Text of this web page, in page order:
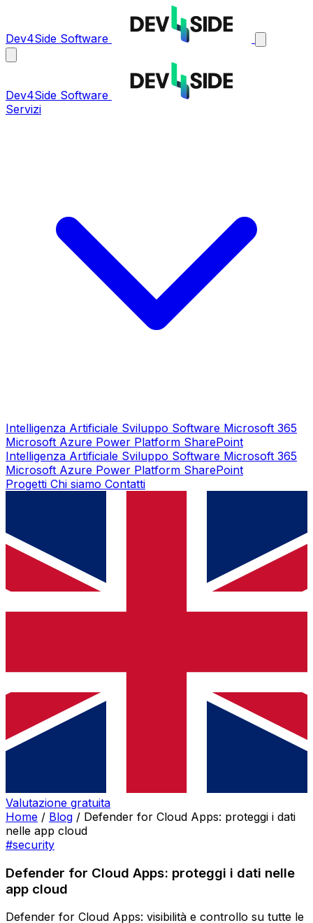
Dev4Side Software
Dev4Side Software
Servizi
Intelligenza Artificiale Sviluppo Software Microsoft 365
Microsoft Azure Power Platform SharePoint
Intelligenza Artificiale Sviluppo Software Microsoft 365
Microsoft Azure Power Platform SharePoint
Progetti Chi siamo Contatti
Valutazione gratuita
Home / Blog / Defender for Cloud Apps: proteggi i dati
nelle app cloud
#security
Defender for Cloud Apps: proteggi i dati nelle
app cloud
Defender for Cloud Apps: visibilità e controllo su tutte le